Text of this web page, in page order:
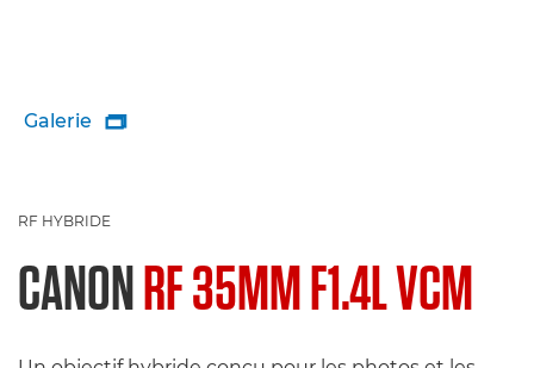
Galerie 
RF HYBRIDE
CANONRF 35MM F1.4L VCM